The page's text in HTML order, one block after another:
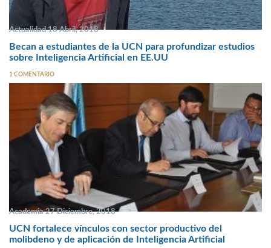
Actualidad 18 Abril, 2018
Becan a estudiantes de la UCN para profundizar estudios
sobre Inteligencia Artificial en EE.UU
1 COMENTARIO
Academia 27 Diciembre, 2018
UCN fortalece vínculos con sector productivo del
molibdeno y de aplicación de Inteligencia Artificial